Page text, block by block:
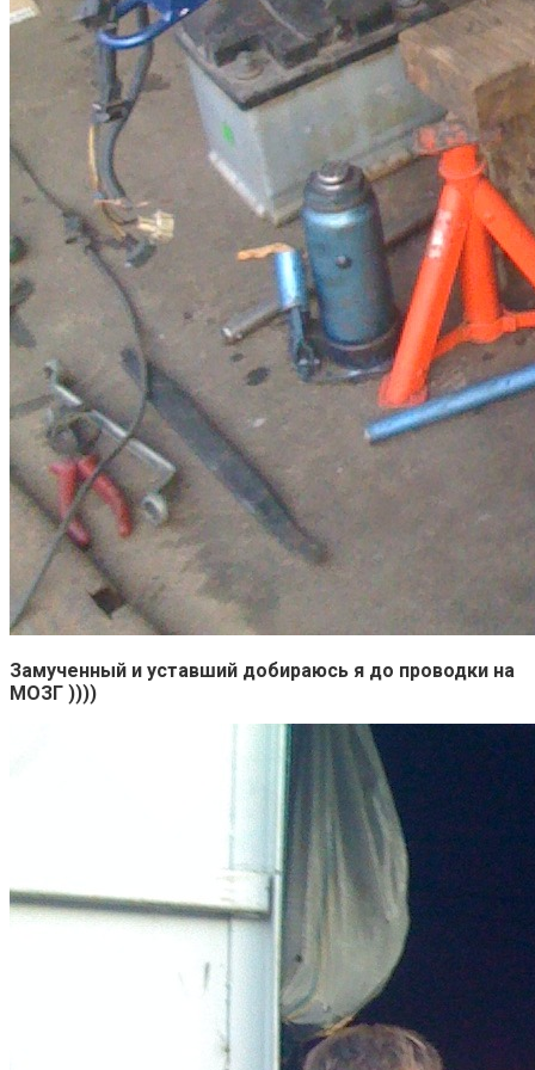
Замученный и уставший добираюсь я до проводки на
МОЗГ ))))